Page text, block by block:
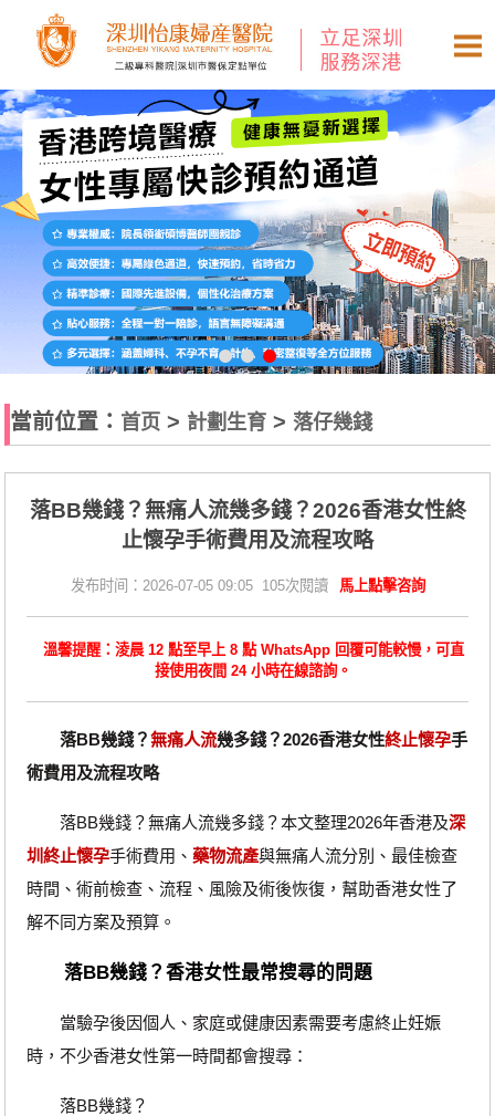
當前位置： 首页 > 計劃生育 >落仔幾錢
落BB幾錢？無痛人流幾多錢？2026香港女性終
止懷孕手術費用及流程攻略
发布时间：2026-07-05 09:05 105次閱讀 馬上點擊咨詢
溫馨提醒：淩晨 12 點至早上 8 點 WhatsApp 回覆可能較慢，可直
接使用夜間 24 小時在線諮詢。
落BB幾錢？無痛人流幾多錢？2026香港女性終止懷孕手
術費用及流程攻略
落BB幾錢？無痛人流幾多錢？本文整理2026年香港及深
圳終止懷孕手術費用、 藥物流產與無痛人流分別、最佳檢查
時間、術前檢查、流程、風險及術後恢復，幫助香港女性了
解不同方案及預算。
落BB幾錢？香港女性最常搜尋的問題
當驗孕後因個人、家庭或健康因素需要考慮終止妊娠
時，不少香港女性第一時間都會搜尋：
落BB幾錢？